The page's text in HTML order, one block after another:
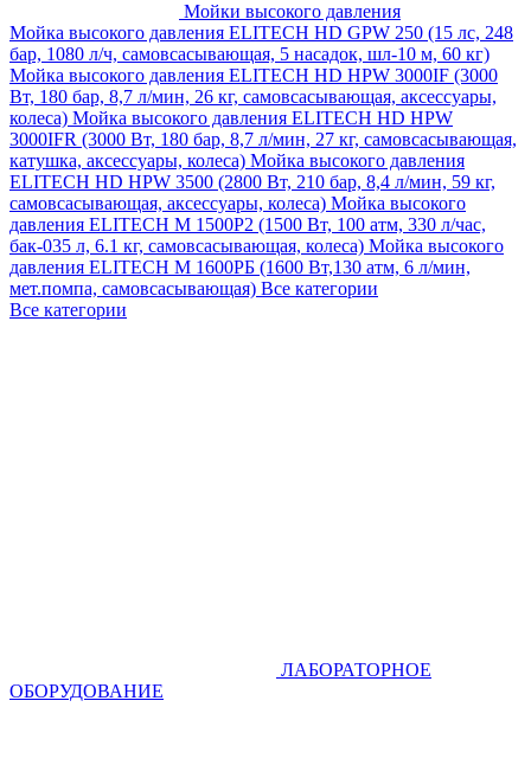
Мойки высокого давления
Мойка высокого давления ELITECH HD GPW 250 (15 лс, 248
бар, 1080 л/ч, самовсасывающая, 5 насадок, шл-10 м, 60 кг)
Мойка высокого давления ELITECH HD HPW 3000IF (3000
Вт, 180 бар, 8,7 л/мин, 26 кг, самовсасывающая, аксессуары,
колеса) Мойка высокого давления ELITECH HD HPW
3000IFR (3000 Вт, 180 бар, 8,7 л/мин, 27 кг, самовсасывающая,
катушка, аксессуары, колеса) Мойка высокого давления
ELITECH HD HPW 3500 (2800 Вт, 210 бар, 8,4 л/мин, 59 кг,
самовсасывающая, аксессуары, колеса) Мойка высокого
давления ELITECH M 1500P2 (1500 Вт, 100 атм, 330 л/час,
бак-035 л, 6.1 кг, самовсасывающая, колеса) Мойка высокого
давления ELITECH М 1600РБ (1600 Вт,130 атм, 6 л/мин,
мет.помпа, самовсасывающая) Все категории
Все категории
ЛАБОРАТОРНОЕ
ОБОРУДОВАНИЕ